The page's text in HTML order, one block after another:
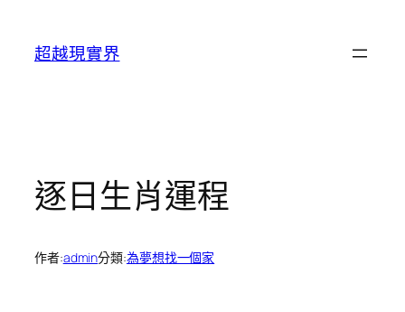
超越現實界
逐日生肖運程
作者:admin分類:為夢想找一個家